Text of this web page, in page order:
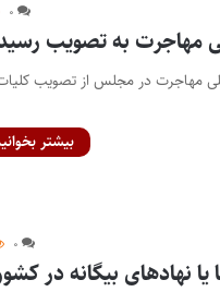
۰
مهاجرت به تصویب
مهاجرت در مجلس از تصویب
بیشتر
۰
نهادهای بیگانه در